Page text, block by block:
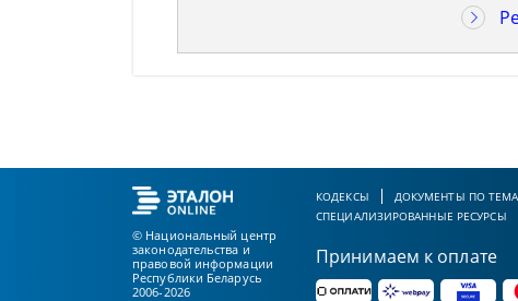
© Национальный центр
законодательства и
правовой информации
Республики Беларусь
2006-2026
КОДЕКСЫ ДОКУМЕНТЫ ПО
СПЕЦИАЛИЗИРОВАННЫЕ РЕСУРСЫ
Принимаем к оплате